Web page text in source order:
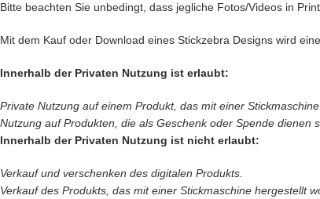
Bitte beachten Sie unbedingt, dass jegliche Fotos/Videos in
Mit dem Kauf oder Download eines Stickzebra Designs wird
Innerhalb der Privaten Nutzung ist erlaubt:
Private Nutzung auf einem Produkt, das mit einer
Nutzung auf Produkten, die als Geschenk oder Spende dienen
Innerhalb der Privaten Nutzung ist nicht erlaubt:
Verkauf und verschenken des digitalen Produkts.
Verkauf des Produkts, das mit einer Stickmaschine hergestellt